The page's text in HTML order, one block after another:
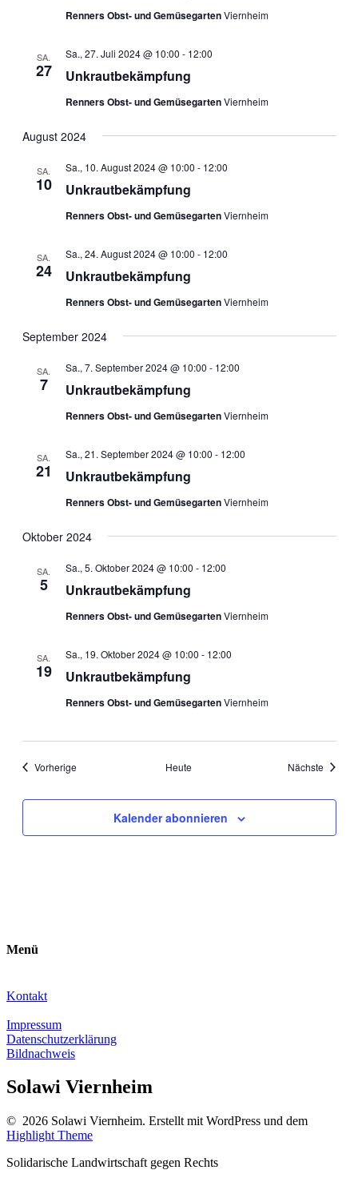
Renners Obst- und GemüsegartenViernheim
SA.
27 Unkrautbekämpfung
Sa., 27. Juli 2024 @ 10:00 - 12:00
Renners Obst- und GemüsegartenViernheim
August 2024
SA.
10 Unkrautbekämpfung
Sa., 10. August 2024 @ 10:00 - 12:00
Renners Obst- und GemüsegartenViernheim
SA.
24 Unkrautbekämpfung
Sa., 24. August 2024 @ 10:00 - 12:00
Renners Obst- und GemüsegartenViernheim
September 2024
SA.
7 Unkrautbekämpfung
Sa., 7. September 2024 @ 10:00 - 12:00
Renners Obst- und GemüsegartenViernheim
SA.
21 Unkrautbekämpfung
Sa., 21. September 2024 @ 10:00 - 12:00
Renners Obst- und GemüsegartenViernheim
Oktober 2024
SA.
5 Unkrautbekämpfung
Sa., 5. Oktober 2024 @ 10:00 - 12:00
Renners Obst- und GemüsegartenViernheim
SA.
19 Unkrautbekämpfung
Sa., 19. Oktober 2024 @ 10:00 - 12:00
Renners Obst- und GemüsegartenViernheim
VorherigeVeranstaltungen Heute Nächste
Kalender abonnieren
Menü
Kontakt
Impressum
Datenschutzerklärung
Bildnachweis
Solawi Viernheim
© 2026 Solawi Viernheim. Erstellt mit WordPress und dem
Highlight Theme
Solidarische Landwirtschaft gegen Rechts